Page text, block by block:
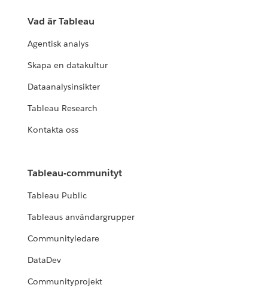
Vad är Tableau
Agentisk analys
Skapa en datakultur
Dataanalysinsikter
Tableau Research
Kontakta oss
Tableau-communityt
Tableau Public
Tableaus användargrupper
Communityledare
DataDev
Communityprojekt